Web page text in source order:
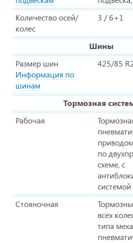
Количество осей/
колес
3 / 6+1
Шины
Размер шин
Информация по
шинам
425/85
Тормозная
Рабочая
по
схеме, с
Стояночная
всех
типа